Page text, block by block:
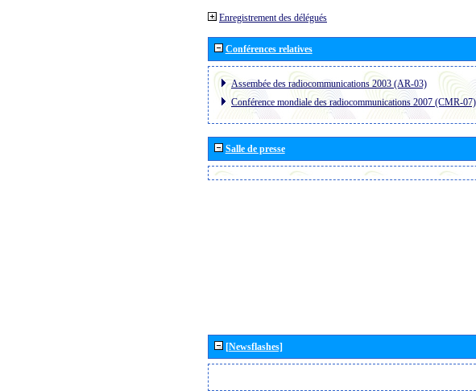
Enregistrement des délégués
Conférences relatives
Assembée des radiocommunications 2003 (AR-03)
Conférence mondiale des radiocommunications 2007 (CMR-07)
Salle de presse
[Newsflashes]